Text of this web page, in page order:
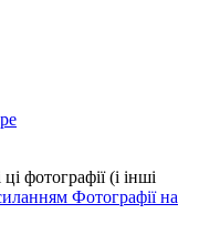
фотографії (і інші
Фотографії на